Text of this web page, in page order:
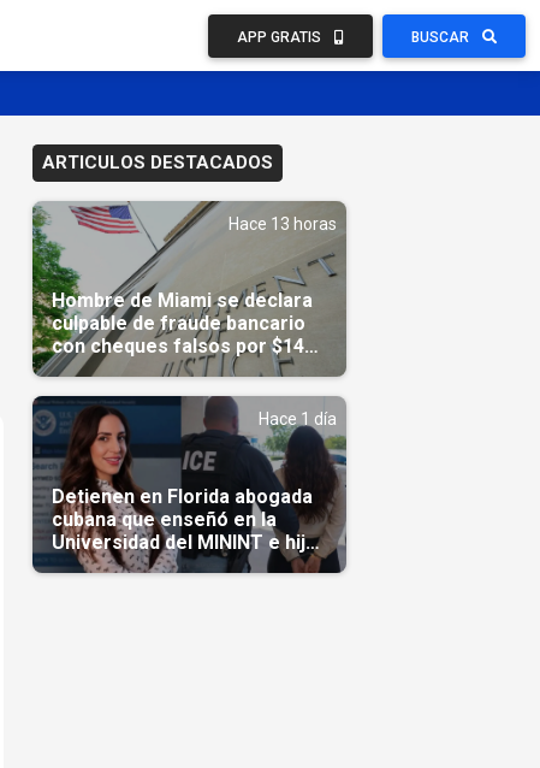
APP GRATIS BUSCAR
ARTICULOS DESTACADOS
Hace 13 horas
Hombre de Miami se declara
culpable de fraude bancario
con cheques falsos por $14
millones
Hace 1 día
Detienen en Florida abogada
cubana que enseñó en la
Universidad del MININT e hija
de diplomático cubano